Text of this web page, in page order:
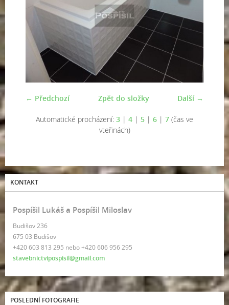
← Předchozí Další →
Zpět do složky
Automatické procházení: 3 | 4 | 5 | 6 | 7 (čas ve
vteřinách)
KONTAKT
Pospíšil Lukáš a Pospíšil Miloslav
Budišov 236
675 03 Budišov
+420 603 813 295 nebo +420 606 956 295
stavebnictvipospisil@gmail.com
POSLEDNÍ FOTOGRAFIE